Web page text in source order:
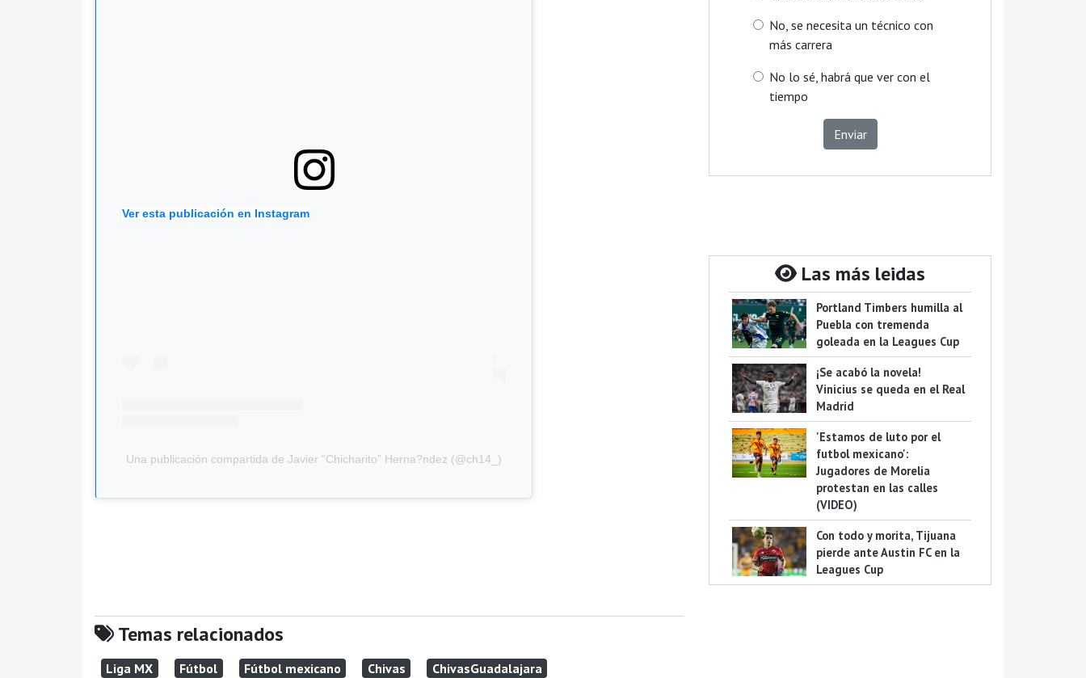
Ver esta publicación en Instagram
Una publicación compartida de Javier “Chicharito” Herna?ndez (@ch14_)
Temas relacionados
Liga MX Fútbol Fútbol mexicano Chivas ChivasGuadalajara
No, se necesita un técnico con
más carrera
No lo sé, habrá que ver con el
tiempo
Enviar
Las más leidas
Portland Timbers humilla al
Puebla con tremenda
goleada en la Leagues Cup
¡Se acabó la novela!
Vinicius se queda en el Real
Madrid
'Estamos de luto por el
futbol mexicano':
Jugadores de Morelia
protestan en las calles
(VIDEO)
Con todo y morita, Tijuana
pierde ante Austin FC en la
Leagues Cup